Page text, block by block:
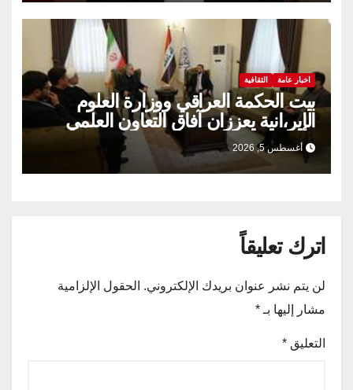
اخبار عامة الثقافية
بيت الحكمة العراقي ووزارة العلوم
الإير،انية يعززان آفاق التعاون العلمي
والثقافي.
أغسطس 5, 2026
اترك تعليقاً
لن يتم نشر عنوان بريدك الإلكتروني. الحقول الإلزامية
مشار إليها بـ *
التعليق *